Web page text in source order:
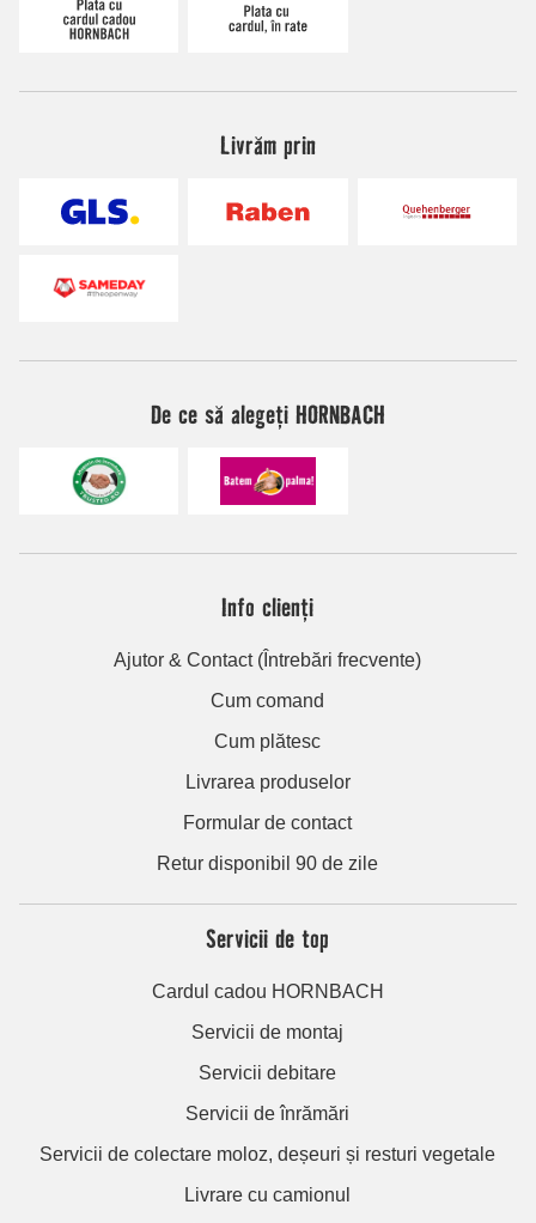
Livrăm prin
De ce să alegeți HORNBACH
Info clienți
Ajutor & Contact (Întrebări frecvente)
Cum comand
Cum plătesc
Livrarea produselor
Formular de contact
Retur disponibil 90 de zile
Servicii de top
Cardul cadou HORNBACH
Servicii de montaj
Servicii debitare
Servicii de înrămări
Servicii de colectare moloz, deșeuri și resturi vegetale
Livrare cu camionul